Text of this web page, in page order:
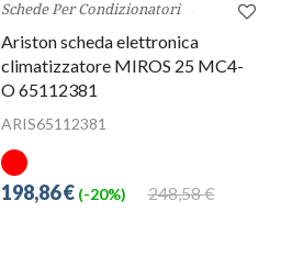
Schede Per Condizionatori
Ariston scheda elettronica
climatizzatore MIROS 25 MC4-
O 65112381
ARIS65112381
248,58 €
198,86 € (-20%)